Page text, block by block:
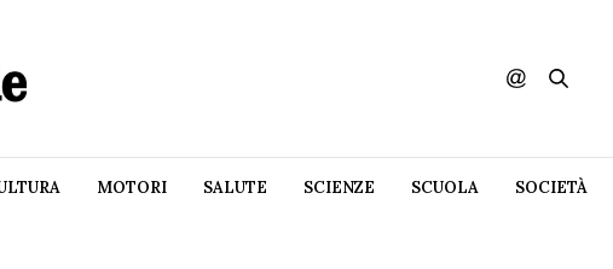
MOTORI SALUTE SCIENZE SCUOLA SOCIETÀ